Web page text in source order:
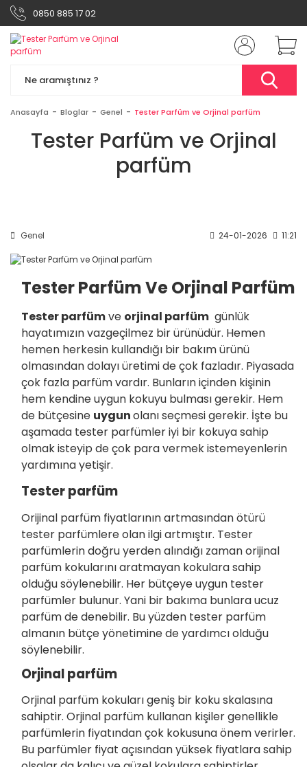
0850 885 17 02
Anasayfa Bloglar Genel Tester Parfüm ve Orjinal parfüm
Tester Parfüm ve Orjinal
parfüm
Genel 24-01-2026 11:21
Tester Parfüm Ve Orjinal Parfüm
Tester parfümve orjinal parfüm günlük
hayatımızın vazgeçilmez bir ürünüdür. Hemen
hemen herkesin kullandığı bir bakım ürünü
olmasından dolayı üretimi de çok fazladır. Piyasada
çok fazla parfüm vardır. Bunların içinden kişinin
hem kendine uygun kokuyu bulması gerekir. Hem
de bütçesine uygunolanı seçmesi gerekir. İşte bu
aşamada tester parfümler iyi bir kokuya sahip
olmak isteyip de çok para vermek istemeyenlerin
yardımına yetişir.
Tester parfüm
Orijinal parfüm fiyatlarının artmasından ötürü
tester parfümlere olan ilgi artmıştır. Tester
parfümlerin doğru yerden alındığı zaman orijinal
parfüm kokularını aratmayan kokulara sahip
olduğu söylenebilir. Her bütçeye uygun tester
parfümler bulunur. Yani bir bakıma bunlara ucuz
parfüm de denebilir. Bu yüzden tester parfüm
almanın bütçe yönetimine de yardımcı olduğu
söylenebilir.
Orjinal parfüm
Orjinal parfüm kokuları geniş bir koku skalasına
sahiptir. Orjinal parfüm kullanan kişiler genellikle
parfümlerin fiyatından çok kokusuna önem verirler.
Bu parfümler fiyat açısından yüksek fiyatlara sahip